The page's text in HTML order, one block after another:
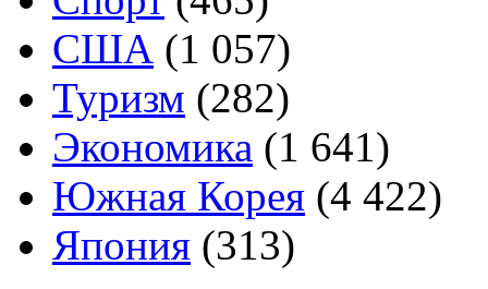
США (1 057)
Туризм (282)
Экономика (1 641)
Южная Корея (4 422)
Япония (313)